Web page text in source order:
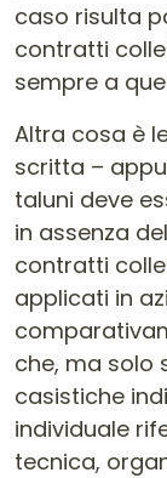
caso risulta
contratti
sempre a
Altra cosa è
scritta –
taluni deve
in assenza
contratti
applicati in
che, ma solo
casistiche
individuale
tecnica,